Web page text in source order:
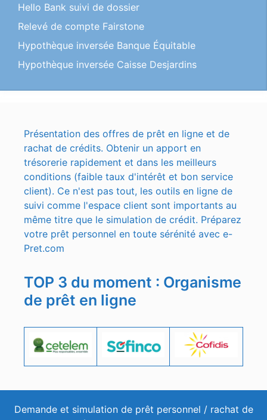
Hello Bank suivi de dossier
Relevé de compte Fairstone
Hypothèque inversée Banque Équitable
Hypothèque inversée Caisse Desjardins
Présentation des offres de prêt en ligne et de
rachat de crédits. Obtenir un apport en
trésorerie rapidement et dans les meilleurs
conditions (faible taux d'intérêt et bon service
client). Ce n'est pas tout, les outils en ligne de
suivi comme l'espace client sont importants au
même titre que le simulation de crédit. Préparez
votre prêt personnel en toute sérénité avec e-
Pret.com
TOP 3 du moment : Organisme
de prêt en ligne
Demande et simulation de prêt personnel / rachat de